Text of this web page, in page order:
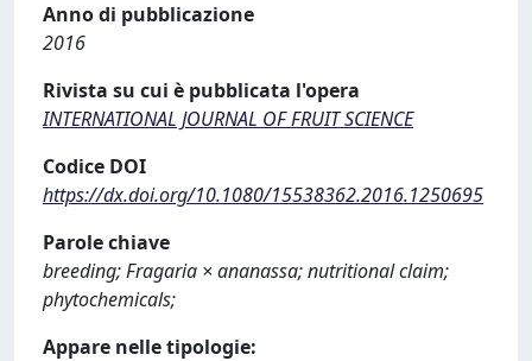
Anno di pubblicazione
2016
Rivista su cui è pubblicata l'opera
INTERNATIONAL JOURNAL OF FRUIT SCIENCE
Codice DOI
https://dx.doi.org/10.1080/15538362.2016.1250695
Parole chiave
breeding; Fragaria × ananassa; nutritional claim;
phytochemicals;
Appare nelle tipologie: